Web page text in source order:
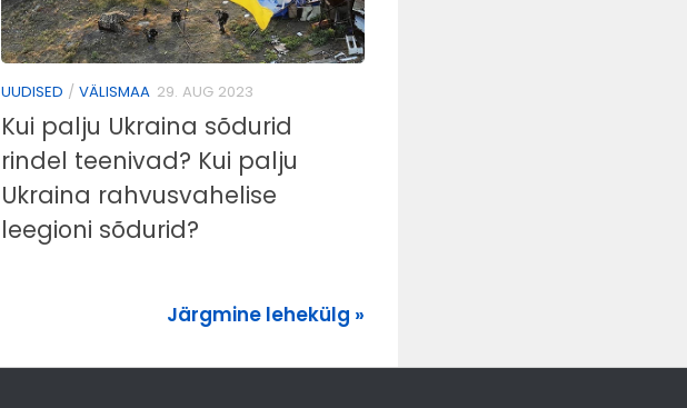
UUDISED / VÄLISMAA 29. AUG 2023
Kui palju Ukraina sõdurid
rindel teenivad? Kui palju
Ukraina rahvusvahelise
leegioni sõdurid?
Järgmine lehekülg »